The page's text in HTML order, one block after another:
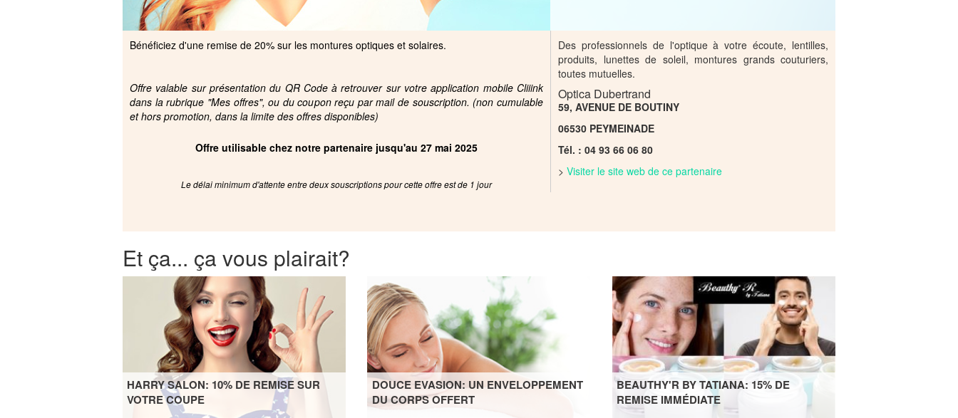
Bénéficiez d'une remise de 20% sur les montures optiques et solaires.
Offre valable sur présentation du QR Code à retrouver sur votre application mobile Cliiink
dans la rubrique "Mes offres", ou du coupon reçu par mail de souscription. (non cumulable
et hors promotion, dans la limite des offres disponibles)
Offre utilisable chez notre partenaire jusqu'au 27 mai 2025
Le délai minimum d'attente entre deux souscriptions pour cette offre est de 1 jour
Des professionnels de l'optique à votre écoute, lentilles,
produits, lunettes de soleil, montures grands couturiers,
toutes mutuelles.
Optica Dubertrand
59, AVENUE DE BOUTINY
06530 PEYMEINADE
Tél. : 04 93 66 06 80
> Visiter le site web de ce partenaire
Et ça... ça vous plairait?
HARRY SALON: 10% DE REMISE SUR
VOTRE COUPE
DOUCE EVASION: UN ENVELOPPEMENT
DU CORPS OFFERT
BEAUTHY'R BY TATIANA: 15% DE
REMISE IMMÉDIATE